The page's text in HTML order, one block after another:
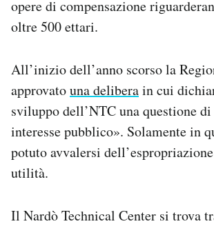
opere di compensazione
oltre 500 ettari.
All’inizio dell’anno scorso la
approvatouna deliberain cui
sviluppo dell’NTC una questione
interesse pubblico». Solamente in
potuto avvalersi
utilità.
Il Nardò Technical Center si trova